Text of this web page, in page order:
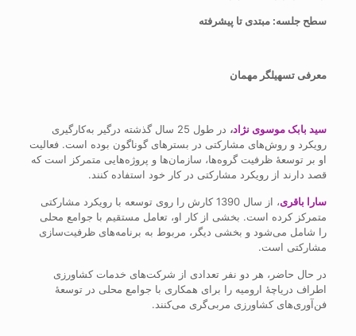
سطح جلسه: مبتدی تا پیشرفته
معرفی تسهیلگر مهمان
سید بابک موسوی نژاد،
در طول 25 سال گذشته درگیر به‌کارگیری
رویکرد و روش‌های مشارکتی در بسترهای گوناگون بوده است. فعالیت
او بر توسعۀ ظرفیت گروه‌ها، سازمان‌ها و پروژه‌هایی متمرکز است که
قصد دارند از رویکرد مشارکتی در کار خود استفاده کنند.
سارا باقری
، از سال 1390 کارش را روی توسعه با رویکرد مشارکتی
متمرکز کرده است. بخشی از کار او، تعامل مستقیم با جوامع محلی
را شامل می‌شود و بخشی دیگر، مربوط به برنامه‌های ظرفیت‌سازی
مشارکتی است.
در حال حاضر، هر دو نفر تعدادی از شرکت‌های خدمات کشاورزی
اطراف دریاچۀ ارومیه را برای همکاری با جوامع محلی در توسعۀ
فن‌آوری‌های کشاورزی مربی‌گری می‌کنند. ‌